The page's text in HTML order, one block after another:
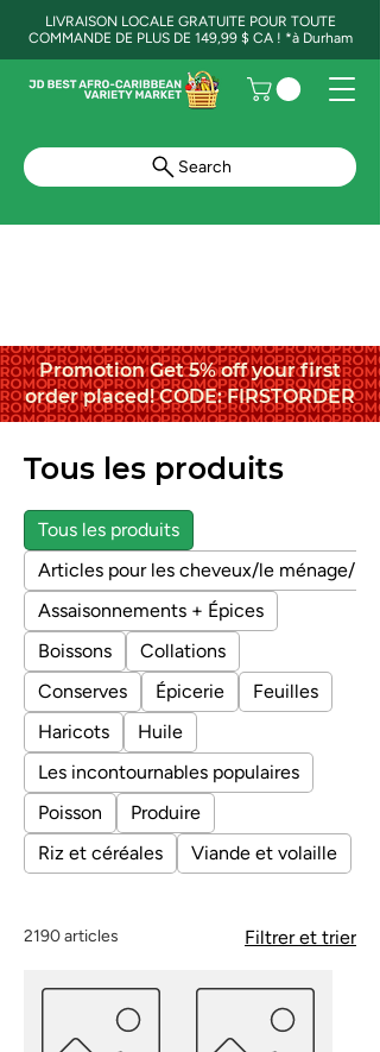
LIVRAISON LOCALE GRATUITE POUR TOUTE
COMMANDE DE PLUS DE 149,99 $ CA ! *à Durham
Search
Promotion Get 5% off your first
order placed! CODE: FIRSTORDER
Tous les produits
Tous les produits
Articles pour les cheveux/le ménage/le
Assaisonnements + Épices
Boissons
Collations
Conserves
Épicerie
Feuilles
Haricots
Huile
Les incontournables populaires
Poisson
Produire
Riz et céréales
Viande et volaille
2190 articles Filtrer et trier